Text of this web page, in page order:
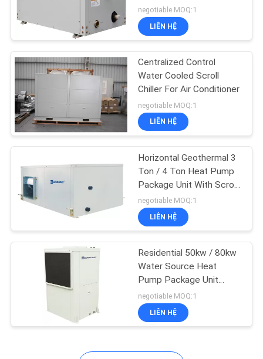
TRANG
WEB
PRIVACY
POLICY
2247x1498x710mm
negotiable MOQ:1
LIÊN HỆ
Centralized Control
Water Cooled Scroll
Chiller For Air Conditioner
negotiable MOQ:1
LIÊN HỆ
Horizontal Geothermal 3
Ton / 4 Ton Heat Pump
Package Unit With Scroll
Compressor
negotiable MOQ:1
LIÊN HỆ
Residential 50kw / 80kw
Water Source Heat
Pump Package Unit
Horizontal / Vertical
negotiable MOQ:1
LIÊN HỆ